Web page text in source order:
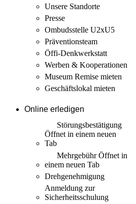
Unsere Standorte
Presse
Ombudsstelle U2xU5
Präventionsteam
Öffi-Denkwerkstatt
Werben & Kooperationen
Museum Remise mieten
Geschäftslokal mieten
Online erledigen
Störungs­bestätigung
Öffnet in einem neuen
Tab
MehrgebührÖffnet in
einem neuen Tab
Drehgenehmigung
Anmeldung zur
Sicherheits­schulung